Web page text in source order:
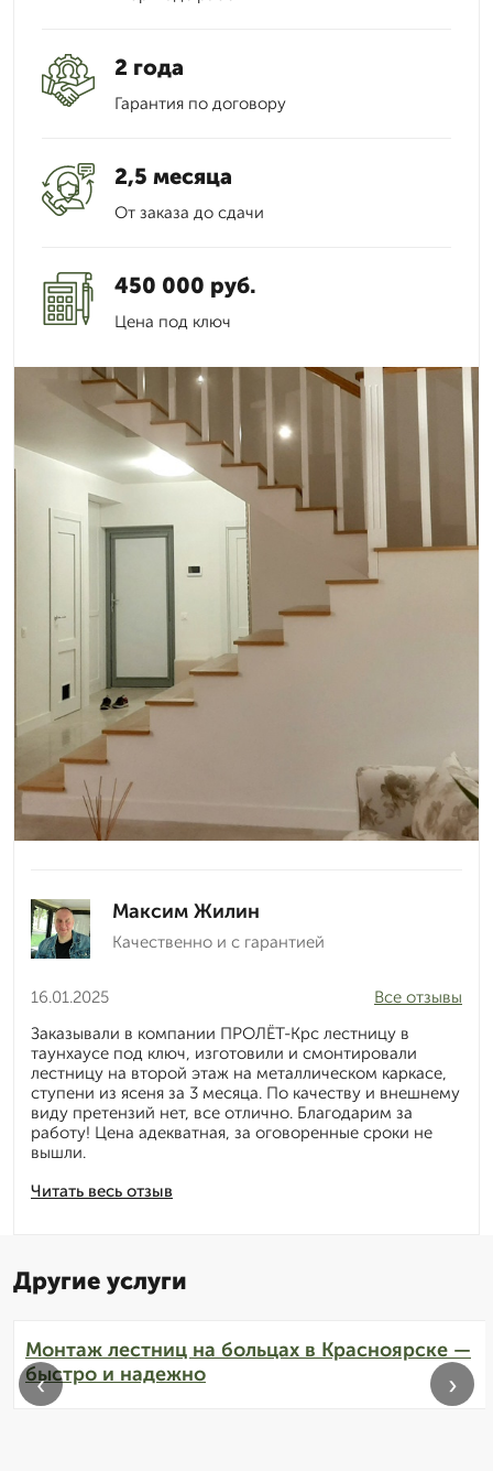
2 года
Гарантия по договору
2,5 месяца
От заказа до сдачи
450 000 руб.
Цена под ключ
Максим Жилин
Качественно и с гарантией
16.01.2025
Читать весь отзыв
Все отзывы
Заказывали в компании ПРОЛЁТ-Крс лестницу в
таунхаусе под ключ, изготовили и смонтировали
лестницу на второй этаж на металлическом каркасе,
ступени из ясеня за 3 месяца. По качеству и внешнему
виду претензий нет, все отлично. Благодарим за
работу! Цена адекватная, за оговоренные сроки не
вышли.
Другие услуги
Монтаж лестниц на больцах в Красноярске —
быстро и надежно
‹ ›